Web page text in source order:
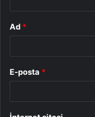
Ad *
E-posta *